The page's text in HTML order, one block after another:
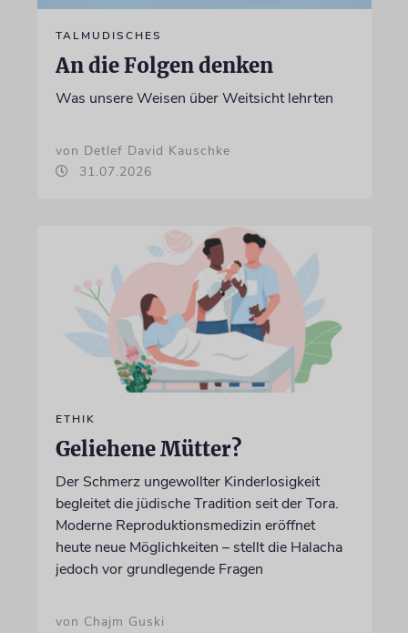
TALMUDISCHES
An die Folgen denken
Was unsere Weisen über Weitsicht lehrten
von Detlef David Kauschke
31.07.2026
ETHIK
Geliehene Mütter?
Der Schmerz ungewollter Kinderlosigkeit
begleitet die jüdische Tradition seit der Tora.
Moderne Reproduktionsmedizin eröffnet
heute neue Möglichkeiten – stellt die Halacha
jedoch vor grundlegende Fragen
von Chajm Guski